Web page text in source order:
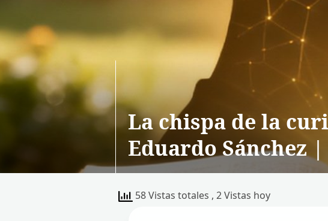
La chispa de la
Eduardo Sánchez
58 Vistas totales , 2 Vistas hoy